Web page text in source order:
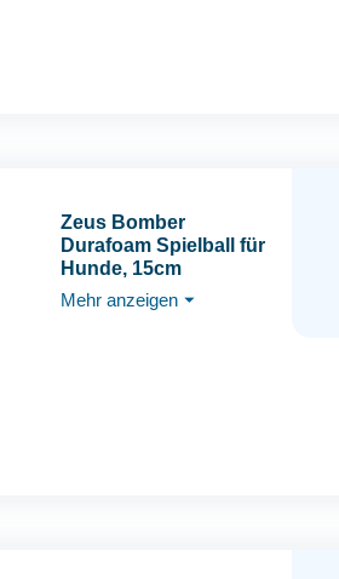
Zeus Bomber
Durafoam Spielball für
Hunde, 15cm
Mehr anzeigen ⏷